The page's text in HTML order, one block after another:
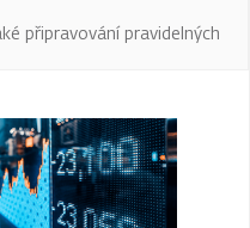
připravování pravidelných